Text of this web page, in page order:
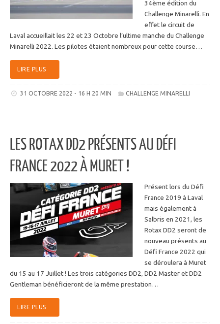
34ème édition du
Challenge Minarelli. En
effet le circuit de
Laval accueillait les 22 et 23 Octobre l’ultime manche du Challenge
Minarelli 2022. Les pilotes étaient nombreux pour cette course…
LIRE PLUS
31 OCTOBRE 2022 - 16 H 20 MIN CHALLENGE MINARELLI
LES ROTAX DD2 PRÉSENTS AU DÉFI
FRANCE 2022 À MURET !
Présent lors du Défi
France 2019 à Laval
mais également à
Salbris en 2021, les
Rotax DD2 seront de
nouveau présents au
Défi France 2022 qui
se déroulera à Muret
du 15 au 17 Juillet ! Les trois catégories DD2, DD2 Master et DD2
Gentleman bénéficieront de la même prestation…
LIRE PLUS